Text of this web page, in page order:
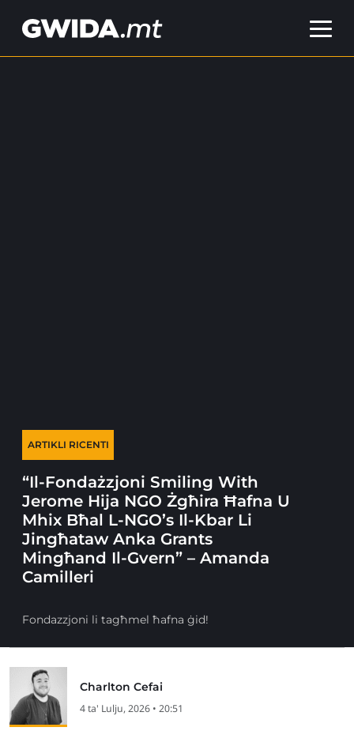
ARTIKLI RICENTI
“Il-Fondażzjoni Smiling With
Jerome Hija NGO Żgħira Ħafna U
Mhix Bħal L-NGO’s Il-Kbar Li
Jingħataw Anka Grants
Mingħand Il-Gvern” – Amanda
Camilleri
Fondazzjoni li tagħmel ħafna ġid!
Charlton Cefai
4 ta' Lulju, 2026 • 20:51